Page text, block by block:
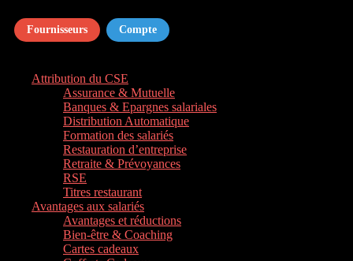
Fournisseurs Compte
Attribution du CSE
Assurance & Mutuelle
Banques & Epargnes salariales
Distribution Automatique
Formation des salariés
Restauration d’entreprise
Retraite & Prévoyances
RSE
Titres restaurant
Avantages aux salariés
Avantages et réductions
Bien-être & Coaching
Cartes cadeaux